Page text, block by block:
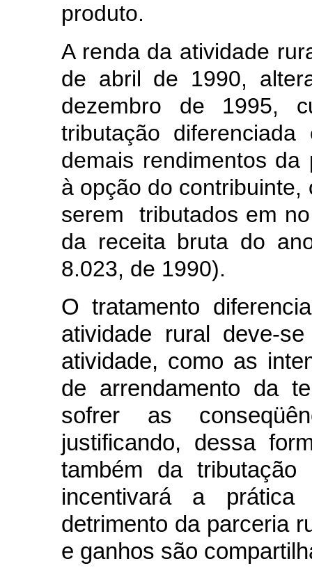
produto.
A renda da atividade
de abril de 1990,
dezembro de 1995,
tributação
demais rendimentos
à opção do
serem tributados em
da receita bruta do
8.023, de 1990).
O tratamento
atividade rural deve-
atividade, como as
de arrendamento da
sofrer as
justificando, dessa
também da
incentivará a
detrimento da parceria
e ganhos são